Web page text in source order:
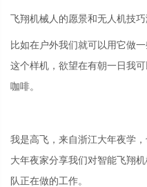
飞翔机械人的愿景和无人机技
比如在户外我们就可以用它做
这个样机，欲望在有朝一日我
咖啡。
我是高飞，来自浙江大年夜学
大年夜家分享我们对智能飞翔
队正在做的工作。